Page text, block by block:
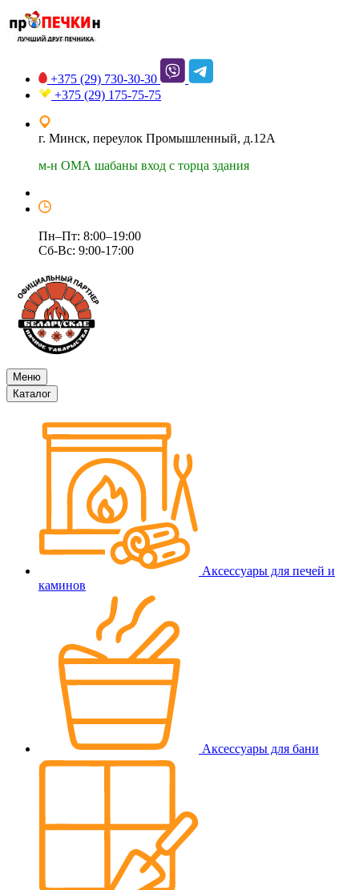
+375 (29) 730-30-30
+375 (29) 175-75-75
г. Минск, переулок Промышленный, д.12А
м-н ОМА шабаны вход с торца здания
Пн–Пт: 8:00–19:00
Сб-Вс: 9:00-17:00
Меню
Каталог
Аксессуары для печей и
каминов
Аксессуары для бани